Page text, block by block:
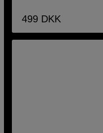
499 DKK